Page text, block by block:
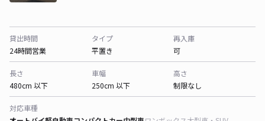
貸出時間
24時間営業
タイプ
平置き
再入庫
可
長さ
480cm 以下
車幅
250cm 以下
高さ
制限なし
対応車種